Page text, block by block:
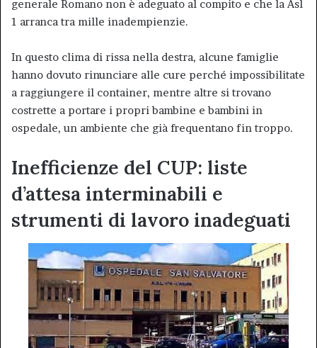
generale Romano non è adeguato al compito e che la Asl
1 arranca tra mille inadempienzie.
In questo clima di rissa nella destra, alcune famiglie
hanno dovuto rinunciare alle cure perché impossibilitate
a raggiungere il container, mentre altre si trovano
costrette a portare i propri bambine e bambini in
ospedale, un ambiente che già frequentano fin troppo.
Inefficienze del CUP: liste
d’attesa interminabili e
strumenti di lavoro inadeguati